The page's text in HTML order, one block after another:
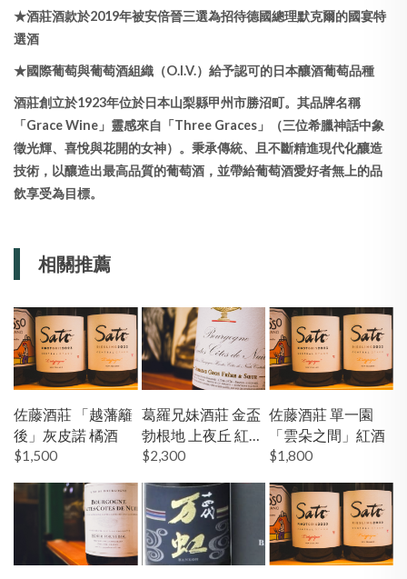
★酒莊酒款於2019年被安倍晉三選為招待德國總理默克爾的國宴特
選酒
★國際葡萄與葡萄酒組織（O.I.V.）給予認可的日本釀酒葡萄品種
酒莊創立於1923年位於日本山梨縣甲州市勝沼町。其品牌名稱
「Grace Wine」靈感來自「Three Graces」（三位希臘神話中象
徵光輝、喜悅與花開的女神）。秉承傳統、且不斷精進現代化釀造
技術，以釀造出最高品質的葡萄酒，並帶給葡萄酒愛好者無上的品
飲享受為目標。
相關推薦
佐藤酒莊 「越藩籬
後」灰皮諾 橘酒
$1,500
葛羅兄妹酒莊 金盃
勃根地 上夜丘 紅酒
19'
$2,300
佐藤酒莊 單一園
「雲朵之間」紅酒
$1,800